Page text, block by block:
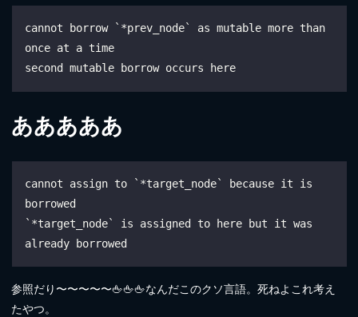
cannot borrow `*prev_node` as mutable more than
once at a time
second mutable borrow occurs here
あああああ
cannot assign to `*target_node` because it is
borrowed
`*target_node` is assigned to here but it was
already borrowed
参照だり〜〜〜〜〜🖕🖕🖕なんだこのクソ言語。死ねよこれ考え
たやつ。